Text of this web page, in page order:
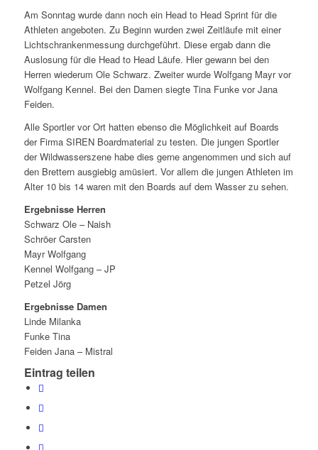
Am Sonntag wurde dann noch ein Head to Head Sprint für die
Athleten angeboten. Zu Beginn wurden zwei Zeitläufe mit einer
Lichtschrankenmessung durchgeführt. Diese ergab dann die
Auslosung für die Head to Head Läufe. Hier gewann bei den
Herren wiederum Ole Schwarz. Zweiter wurde Wolfgang Mayr vor
Wolfgang Kennel. Bei den Damen siegte Tina Funke vor Jana
Feiden.
Alle Sportler vor Ort hatten ebenso die Möglichkeit auf Boards
der Firma SIREN Boardmaterial zu testen. Die jungen Sportler
der Wildwasserszene habe dies gerne angenommen und sich auf
den Brettern ausgiebig amüsiert. Vor allem die jungen Athleten im
Alter 10 bis 14 waren mit den Boards auf dem Wasser zu sehen.
Ergebnisse Herren
Schwarz Ole – Naish
Schröer Carsten
Mayr Wolfgang
Kennel Wolfgang – JP
Petzel Jörg
Ergebnisse Damen
Linde Milanka
Funke Tina
Feiden Jana – Mistral
Eintrag teilen